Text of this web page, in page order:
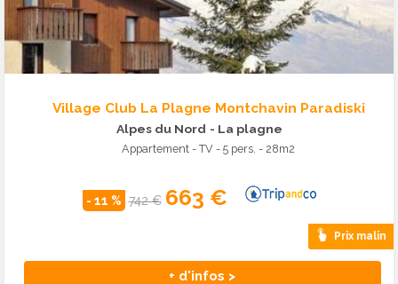
Village Club La Plagne Montchavin Paradiski
Alpes du Nord - La plagne
Appartement - TV - 5 pers. - 28m2
- 11 % 742 € 663 €
Prix malin
+ d'infos >